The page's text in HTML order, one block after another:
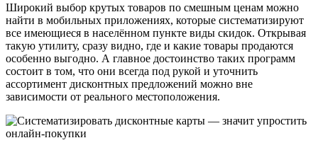
Широкий выбор крутых товаров по смешным ценам можно
найти в мобильных приложениях, которые систематизируют
все имеющиеся в населённом пункте виды скидок. Открывая
такую утилиту, сразу видно, где и какие товары продаются
особенно выгодно. А главное достоинство таких программ
состоит в том, что они всегда под рукой и уточнить
ассортимент дисконтных предложений можно вне
зависимости от реального местоположения.